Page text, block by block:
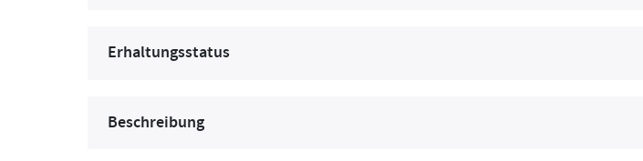
Erhaltungsstatus
Beschreibung